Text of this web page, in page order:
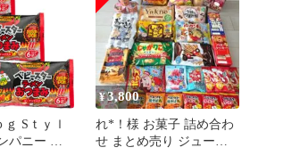
Sｔｙｌ
パニー ベ
¥3,800
れ*！様 お菓子 詰め合わ
せ まとめ売り ジュース